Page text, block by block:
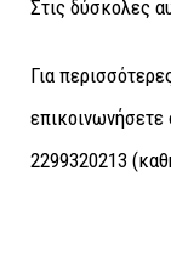
Στις δύσκολες
Για
2299320213